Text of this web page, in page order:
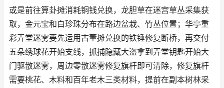
或是前往算卦摊消耗铜钱兑换，龙胆草在迷宫草丛采集获
取，金元宝和白珍珠分布在路边盆栽、竹丛位置；华亭重
彩弄堂迷雾要先运用古董摊兑换的铁锤修复断桥，再交付
五朵绣球花开始支线，抓捕隐藏大盗拿到弄堂钥匙开始大
门驱散迷雾，周边零散迷雾修复旗杆即可清除，修复旗杆
需要桃花、木料和百年老木三类材料，提前在副本树林采